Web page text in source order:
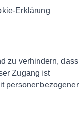
Erklärung
zu verhindern, dass
Zugang ist
personenbezogener